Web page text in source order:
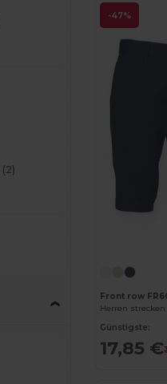
(2)
-47%
Front row
Herren
Günstigste:
17,85 €